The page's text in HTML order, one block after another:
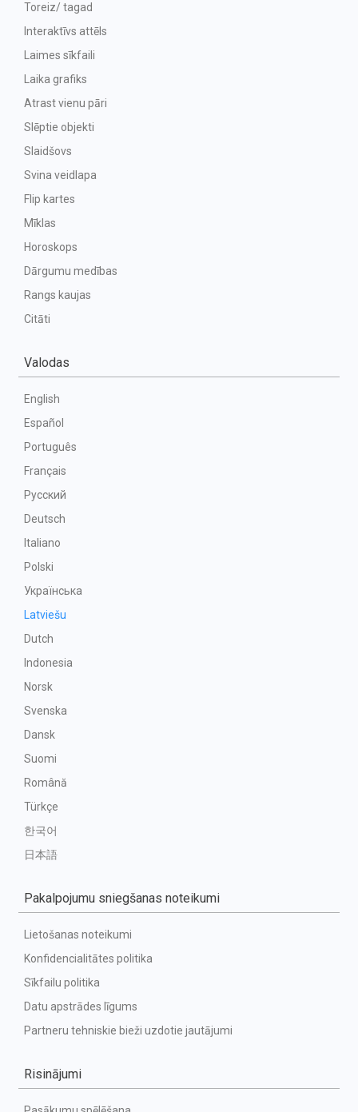
Toreiz/ tagad
Interaktīvs attēls
Laimes sīkfaili
Laika grafiks
Atrast vienu pāri
Slēptie objekti
Slaidšovs
Svina veidlapa
Flip kartes
Mīklas
Horoskops
Dārgumu medības
Rangs kaujas
Citāti
Valodas
English
Español
Português
Français
Русский
Deutsch
Italiano
Polski
Українська
Latviešu
Dutch
Indonesia
Norsk
Svenska
Dansk
Suomi
Română
Türkçe
한국어
日本語
Pakalpojumu sniegšanas noteikumi
Lietošanas noteikumi
Konfidencialitātes politika
Sīkfailu politika
Datu apstrādes līgums
Partneru tehniskie bieži uzdotie jautājumi
Risinājumi